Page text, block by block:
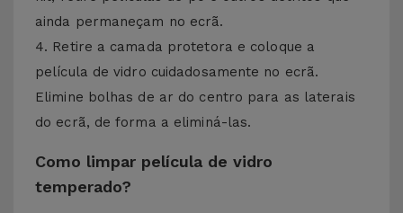
ainda permaneçam no ecrã.
4. Retire a camada protetora e coloque a
película de vidro cuidadosamente no ecrã.
Elimine bolhas de ar do centro para as laterais
do ecrã, de forma a eliminá-las.
Como limpar película de vidro
temperado?